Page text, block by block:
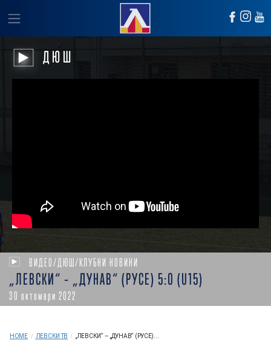
ДЮШ
ВИДЕО/ДЮШ/КЛУБНИ НОВИНИ
„ЛЕВСКИ“ – „ДУНАВ“ (РУСЕ) 5:0 (U15)
30 октомври 2022
HOME / ЛЕВСКИ ТВ / „ЛЕВСКИ“ – „ДУНАВ“ (РУСЕ)...